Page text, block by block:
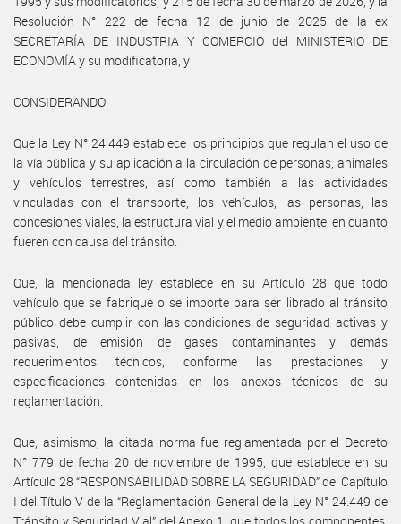
Resolución N° 222 de fecha 12 de junio de 2025 de la ex
SECRETARÍA DE INDUSTRIA Y COMERCIO del MINISTERIO DE
ECONOMÍA y su modificatoria, y
CONSIDERANDO:
Que la Ley N° 24.449 establece los principios que regulan el uso de
la vía pública y su aplicación a la circulación de personas, animales
y vehículos terrestres, así como también a las actividades
vinculadas con el transporte, los vehículos, las personas, las
concesiones viales, la estructura vial y el medio ambiente, en cuanto
fueren con causa del tránsito.
Que, la mencionada ley establece en su Artículo 28 que todo
vehículo que se fabrique o se importe para ser librado al tránsito
público debe cumplir con las condiciones de seguridad activas y
pasivas, de emisión de gases contaminantes y demás
requerimientos técnicos, conforme las prestaciones y
especificaciones contenidas en los anexos técnicos de su
reglamentación.
Que, asimismo, la citada norma fue reglamentada por el Decreto
N° 779 de fecha 20 de noviembre de 1995, que establece en su
Artículo 28 “RESPONSABILIDAD SOBRE LA SEGURIDAD” del Capítulo
I del Título V de la “Reglamentación General de la Ley N° 24.449 de
Tránsito y Seguridad Vial” del Anexo 1, que todos los componentes,